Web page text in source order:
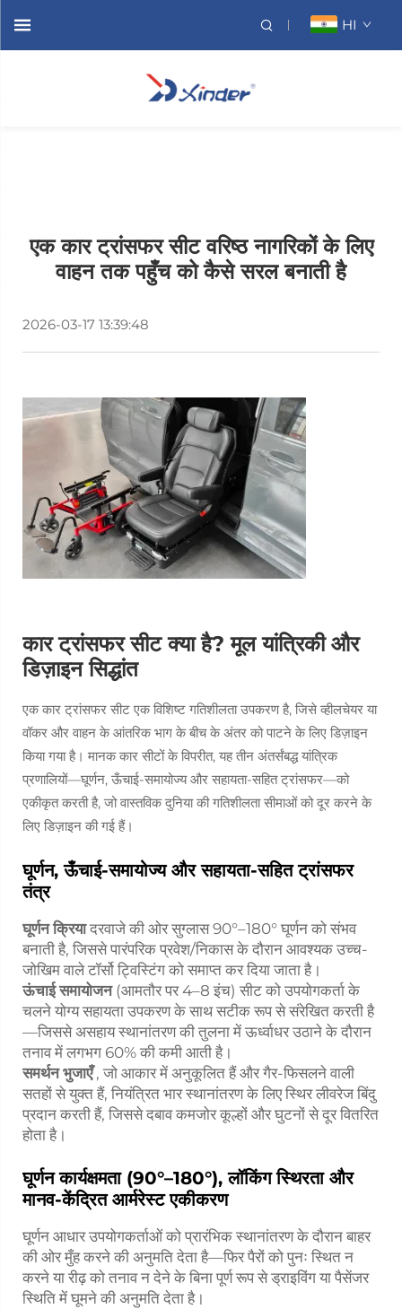
HI
एक कार ट्रांसफर सीट वरिष्ठ नागरिकों के लिए
वाहन तक पहुँच को कैसे सरल बनाती है
2026-03-17 13:39:48
कार ट्रांसफर सीट क्या है? मूल यांत्रिकी और
डिज़ाइन सिद्धांत
एक कार ट्रांसफर सीट एक विशिष्ट गतिशीलता उपकरण है, जिसे व्हीलचेयर या
वॉकर और वाहन के आंतरिक भाग के बीच के अंतर को पाटने के लिए डिज़ाइन
किया गया है। मानक कार सीटों के विपरीत, यह तीन अंतर्संबद्ध यांत्रिक
प्रणालियों—घूर्णन, ऊँचाई-समायोज्य और सहायता-सहित ट्रांसफर—को
एकीकृत करती है, जो वास्तविक दुनिया की गतिशीलता सीमाओं को दूर करने के
लिए डिज़ाइन की गई हैं।
घूर्णन, ऊँचाई-समायोज्य और सहायता-सहित ट्रांसफर
तंत्र
घूर्णन क्रियादरवाजे की ओर सुग्लास 90°–180° घूर्णन को संभव
बनाती है, जिससे पारंपरिक प्रवेश/निकास के दौरान आवश्यक उच्च-
जोखिम वाले टॉर्सो ट्विस्टिंग को समाप्त कर दिया जाता है।
ऊंचाई समायोजन (आमतौर पर 4–8 इंच) सीट को उपयोगकर्ता के
चलने योग्य सहायता उपकरण के साथ सटीक रूप से संरेखित करती है
—जिससे असहाय स्थानांतरण की तुलना में ऊर्ध्वाधर उठाने के दौरान
तनाव में लगभग 60% की कमी आती है।
समर्थन भुजाएँ, जो आकार में अनुकूलित हैं और गैर-फिसलने वाली
सतहों से युक्त हैं, नियंत्रित भार स्थानांतरण के लिए स्थिर लीवरेज बिंदु
प्रदान करती हैं, जिससे दबाव कमजोर कूल्हों और घुटनों से दूर वितरित
होता है।
घूर्णन कार्यक्षमता (90°–180°), लॉकिंग स्थिरता और
मानव-केंद्रित आर्मरेस्ट एकीकरण
घूर्णन आधार उपयोगकर्ताओं को प्रारंभिक स्थानांतरण के दौरान बाहर
की ओर मुँह करने की अनुमति देता है—फिर पैरों को पुनः स्थित न
करने या रीढ़ को तनाव न देने के बिना पूर्ण रूप से ड्राइविंग या पैसेंजर
स्थिति में घूमने की अनुमति देता है।